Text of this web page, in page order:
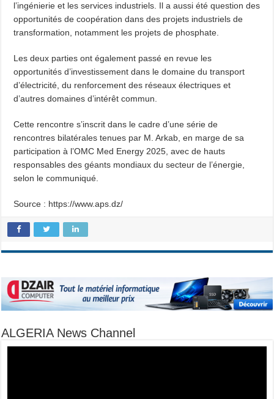
l’ingénierie et les services industriels. Il a aussi été question des
opportunités de coopération dans des projets industriels de
transformation, notamment les projets de phosphate.
Les deux parties ont également passé en revue les
opportunités d’investissement dans le domaine du transport
d’électricité, du renforcement des réseaux électriques et
d’autres domaines d’intérêt commun.
Cette rencontre s’inscrit dans le cadre d’une série de
rencontres bilatérales tenues par M. Arkab, en marge de sa
participation à l’OMC Med Energy 2025, avec de hauts
responsables des géants mondiaux du secteur de l’énergie,
selon le communiqué.
Source : https://www.aps.dz/
ALGERIA News Channel